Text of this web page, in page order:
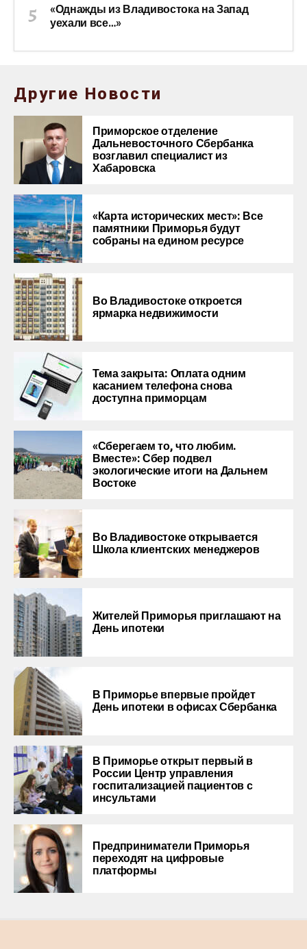
«Однажды из Владивостока на Запад
уехали все…»
Другие Новости
Приморское отделение
Дальневосточного Сбербанка
возглавил специалист из
Хабаровска
«Карта исторических мест»: Все
памятники Приморья будут
собраны на едином ресурсе
Во Владивостоке откроется
ярмарка недвижимости
Тема закрыта: Оплата одним
касанием телефона снова
доступна приморцам
«Сберегаем то, что любим.
Вместе»: Сбер подвел
экологические итоги на Дальнем
Востоке
Во Владивостоке открывается
Школа клиентских менеджеров
Жителей Приморья приглашают на
День ипотеки
В Приморье впервые пройдет
День ипотеки в офисах Сбербанка
В Приморье открыт первый в
России Центр управления
госпитализацией пациентов с
инсультами
Предприниматели Приморья
переходят на цифровые
платформы